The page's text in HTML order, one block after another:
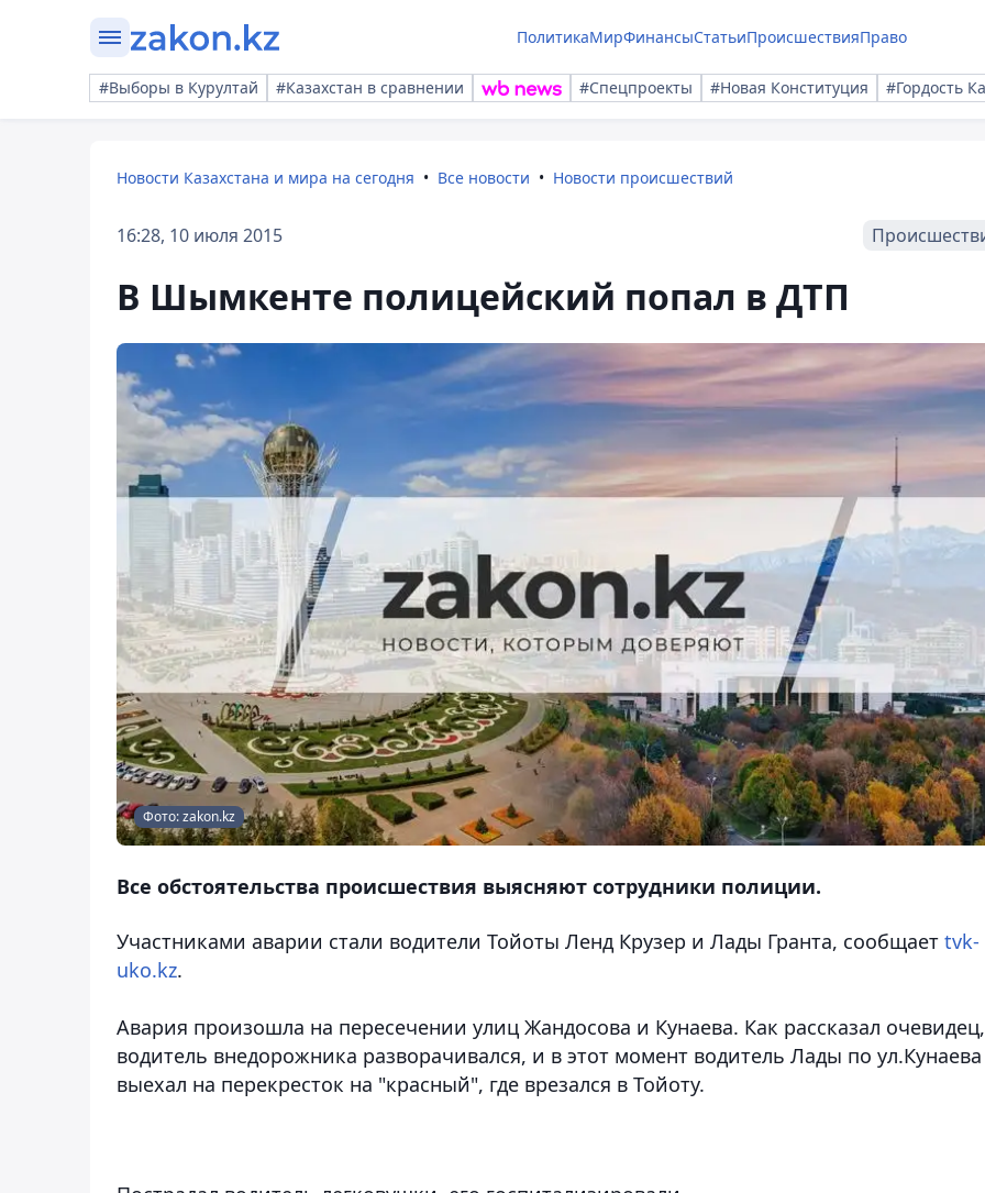
ПолитикаМирФинансыСтатьиПроисшествияПраво
#Выборы в Курултай #Казахстан в сравнении #Спецпроекты #Новая Конституция #Гордость
Новости Казахстана и мира на сегодня Все новости Новости происшествий
16:28, 10 июля 2015
В Шымкенте полицейский попал в ДТП
Фото: zakon.kz
Все обстоятельства происшествия выясняют сотрудники полиции.
Участниками аварии стали водители Тойоты Ленд Крузер и Лады Гранта, сообщает tvk-
uko.kz.
Авария произошла на пересечении улиц Жандосова и Кунаева. Как рассказал очевидец,
водитель внедорожника разворачивался, и в этот момент водитель Лады по ул.Кунаева
выехал на перекресток на "красный", где врезался в Тойоту.